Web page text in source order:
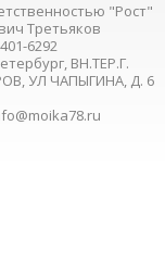
"Рост"
Третьяков
6292
ВН.ТЕР.Г.
УЛ ЧАПЫГИНА, Д. 6